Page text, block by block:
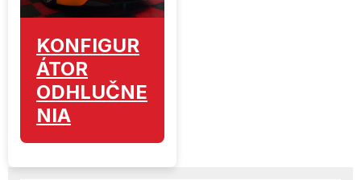
KONFIGUR
ÁTOR
ODHLUČNE
NIA